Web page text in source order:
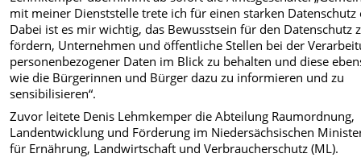
mit meiner Dienststelle trete ich für einen starken Datenschutz
Dabei ist es mir wichtig, das Bewusstsein für den Datenschutz
fördern, Unternehmen und öffentliche Stellen bei der
personenbezogener Daten im Blick zu behalten und diese
wie die Bürgerinnen und Bürger dazu zu informieren und zu
sensibilisieren“.
Zuvor leitete Denis Lehmkemper die Abteilung Raumordnung,
Landentwicklung und Förderung im Niedersächsischen
für Ernährung, Landwirtschaft und Verbraucherschutz (ML).